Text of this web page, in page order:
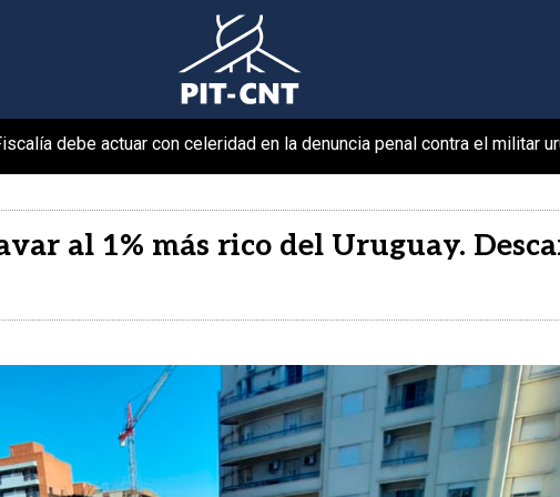
debe actuar con celeridad en la denuncia penal contra el militar
al 1% más rico del Uruguay.